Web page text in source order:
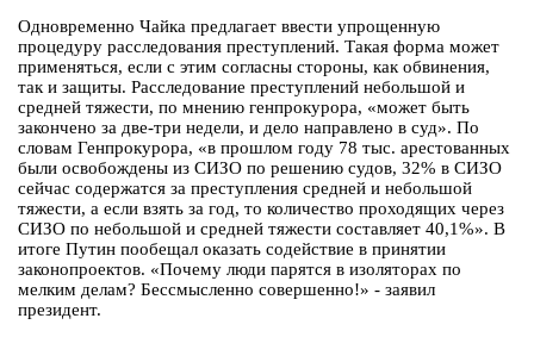
Одновременно Чайка предлагает ввести упрощенную
процедуру расследования преступлений. Такая форма может
применяться, если с этим согласны стороны, как обвинения,
так и защиты. Расследование преступлений небольшой и
средней тяжести, по мнению генпрокурора, «может быть
закончено за две-три недели, и дело направлено в суд». По
словам Генпрокурора, «в прошлом году 78 тыс. арестованных
были освобождены из СИЗО по решению судов, 32% в СИЗО
сейчас содержатся за преступления средней и небольшой
тяжести, а если взять за год, то количество проходящих через
СИЗО по небольшой и средней тяжести составляет 40,1%». В
итоге Путин пообещал оказать содействие в принятии
законопроектов. «Почему люди парятся в изоляторах по
мелким делам? Бессмысленно совершенно!» - заявил
президент.